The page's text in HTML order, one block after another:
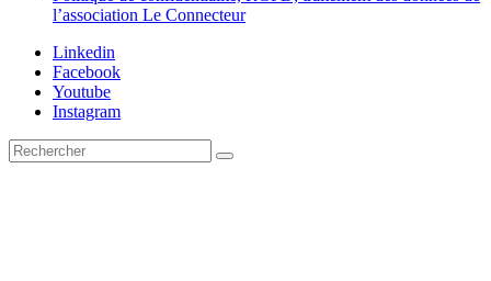
l’association Le Connecteur
Linkedin
Facebook
Youtube
Instagram